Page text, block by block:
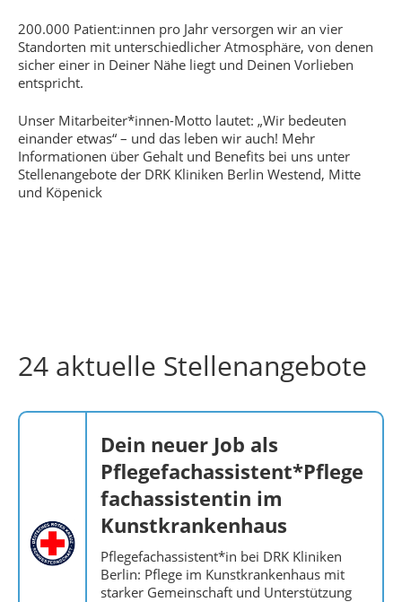
200.000 Patient:innen pro Jahr versorgen wir an vier
Standorten mit unterschiedlicher Atmosphäre, von denen
sicher einer in Deiner Nähe liegt und Deinen Vorlieben
entspricht.
Unser Mitarbeiter*innen-Motto lautet: „Wir bedeuten
einander etwas“ – und das leben wir auch! Mehr
Informationen über Gehalt und Benefits bei uns unter
Stellenangebote der DRK Kliniken Berlin Westend, Mitte
und Köpenick
24 aktuelle Stellenangebote
Dein neuer Job als
Pflegefachassistent*Pflege
fachassistentin im
Kunstkrankenhaus
Pflegefachassistent*in bei DRK Kliniken
Berlin: Pflege im Kunstkrankenhaus mit
starker Gemeinschaft und Unterstützung